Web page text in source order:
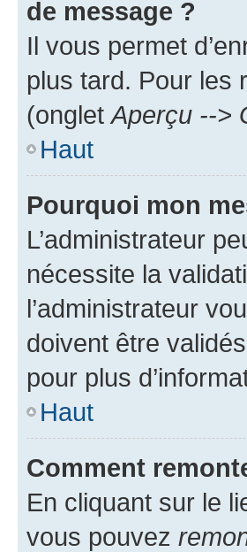
de message ?
Il vous permet
plus tard. Pour les
(onglet Aperçu -->
Haut
Pourquoi mon
L’administrateur
nécessite la
l’administrateur
doivent être
pour plus
Haut
Comment
En cliquant sur le
vous pouvez